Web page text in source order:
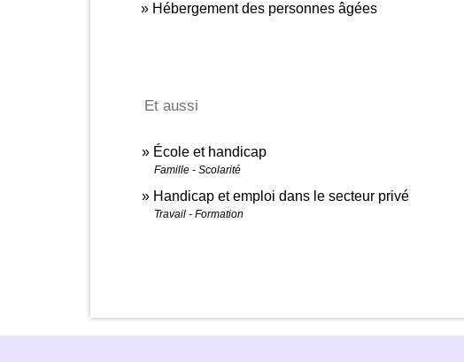
Hébergement des personnes âgées
Et aussi
École et handicap
Famille - Scolarité
Handicap et emploi dans le secteur privé
Travail - Formation